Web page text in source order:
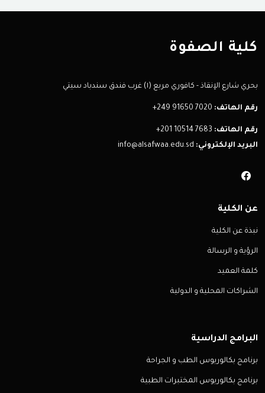
كلية الصفوة
بحري شارع الإنقاذ - كافوري مربع (١) غرب فندق سندباد سيتي
رقم الهاتف: +249 91650 7020
رقم الهاتف: +201 10514 7683
البريد الإلكتروني: info@alsafwaa.edu.sd
عن الكلية
نبذة عن الكلية
الرؤية و الرسالة
كلمة العميد
الشراكات المحلية و الدولية
البرامج الدراسية
برنامج بكالوريوس الطب و الجراحة
برنامج بكالوريوس المختبرات الطبية